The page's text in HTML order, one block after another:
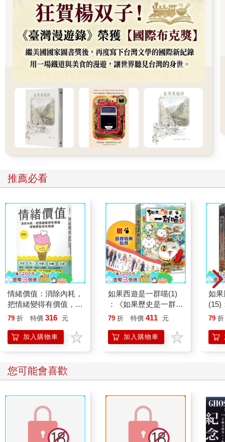
推薦必看
情緒價值：消除內耗，
把情緒變得有價值，跟
誰都能自在相處
79 折 特價 316 元
加入購物車
如果西遊是一群喵(1)
：《如果歷史是一群
喵》作者最新力作，附
79 折 特價 411 元
加入購物車
如
(15)
貓
79 折
您可能會喜歡